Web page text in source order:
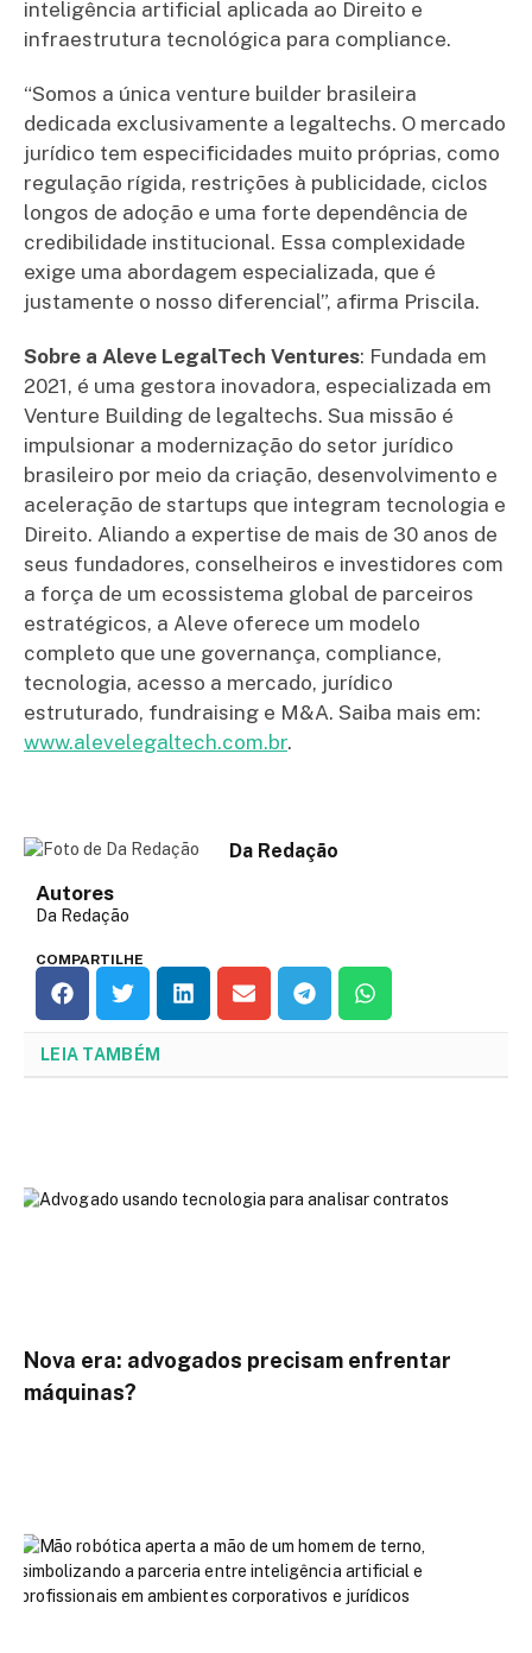
inteligência artificial aplicada ao Direito e
infraestrutura tecnológica para compliance.
“Somos a única venture builder brasileira
dedicada exclusivamente a legaltechs. O mercado
jurídico tem especificidades muito próprias, como
regulação rígida, restrições à publicidade, ciclos
longos de adoção e uma forte dependência de
credibilidade institucional. Essa complexidade
exige uma abordagem especializada, que é
justamente o nosso diferencial”, afirma Priscila.
Sobre a Aleve LegalTech Ventures: Fundada em
2021, é uma gestora inovadora, especializada em
Venture Building de legaltechs. Sua missão é
impulsionar a modernização do setor jurídico
brasileiro por meio da criação, desenvolvimento e
aceleração de startups que integram tecnologia e
Direito. Aliando a expertise de mais de 30 anos de
seus fundadores, conselheiros e investidores com
a força de um ecossistema global de parceiros
estratégicos, a Aleve oferece um modelo
completo que une governança, compliance,
tecnologia, acesso a mercado, jurídico
estruturado, fundraising e M&A. Saiba mais em:
www.alevelegaltech.com.br.
Da Redação
Autores
Da Redação
COMPARTILHE
LEIA TAMBÉM
Nova era: advogados precisam enfrentar
máquinas?